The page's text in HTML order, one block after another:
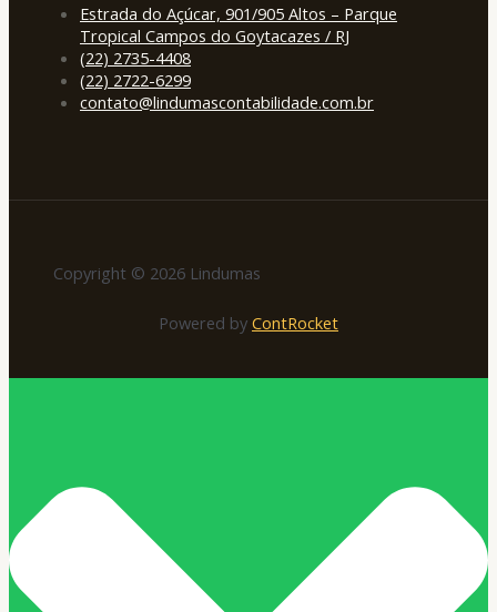
Estrada do Açúcar, 901/905 Altos – Parque
Tropical Campos do Goytacazes / RJ
(22) 2735-4408
(22) 2722-6299
contato@lindumascontabilidade.com.br
Copyright © 2026 Lindumas
Powered by ContRocket